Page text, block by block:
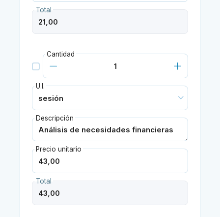
Total
Cantidad
U.I.
Descripción
Precio unitario
Total